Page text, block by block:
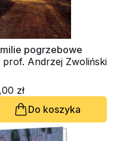
pogrzebowe
prof. Andrzej Zwoliński
zł
Do koszyka